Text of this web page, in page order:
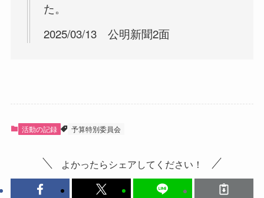
た。
2025/03/13 公明新聞2面
活動の記録 予算特別委員会
よかったらシェアしてください！